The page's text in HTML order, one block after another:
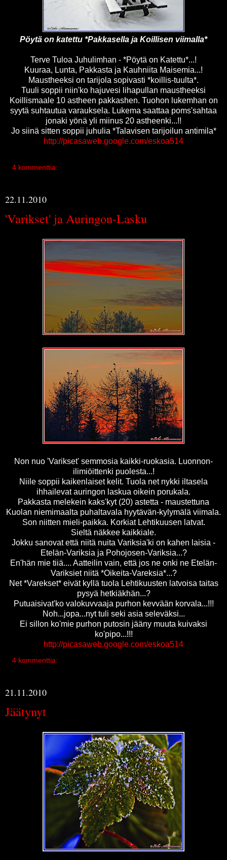
Pöytä on katettu *Pakkasella ja Koillisen viimalla*
Terve Tuloa Juhulimhan - *Pöytä on Katettu*...!
Kuuraa, Lunta, Pakkasta ja Kauhniita Maisemia...!
Maustheeksi on tarijola sopivasti *koillis-tuulta*.
Tuuli soppii niin'ko hajuvesi lihapullan maustheeksi
Koillismaale 10 astheen pakkashen. Tuohon lukemhan on
syytä suhtautua varauksela. Lukema saattaa poms'sahtaa
jonaki yönä yli miinus 20 astheenki...!!
Jo siinä sitten soppii juhulia *Talavisen tarijoilun antimila*
http://picasaweb.google.com/eskoa514
4 kommenttia:
22.11.2010
'Varikset' ja Auringon-Lasku
Non nuo 'Varikset' semmosia kaikki-ruokasia. Luonnon-
ilimiöittenki puolesta...!
Niile soppii kaikenlaiset kelit. Tuola net nykki iltasela
ihhailevat auringon laskua oikein porukala.
Pakkasta melekein kaks'kyt (20) astetta - maustettuna
Kuolan niemimaalta puhaltavala hyytävän-kylymälä viimala.
Son niitten mieli-paikka. Korkiat Lehtikuusen latvat.
Sieltä näkkee kaikkiale.
Jokku sanovat että niitä nuita Variksia'ki on kahen laisia -
Etelän-Variksia ja Pohojosen-Variksia...?
En'hän mie tiiä.... Aatteilin vain, että jos ne onki ne Etelän-
Variksiet niitä *Oikeita-Vareksia*...?
Net *Varekset* eivät kyllä tuola Lehtikuusten latvoisa taitas
pysyä hetkiäkhän...?
Putuaisivat'ko valokuvvaaja purhon kevvään korvala...!!!
Noh...jopa...nyt tuli seki asia seleväksi...
Ei sillon ko'mie purhon putosin jääny muuta kuivaksi
ko'pipo...!!!
http://picasaweb.google.com/eskoa514
4 kommenttia:
21.11.2010
Jäätynyt